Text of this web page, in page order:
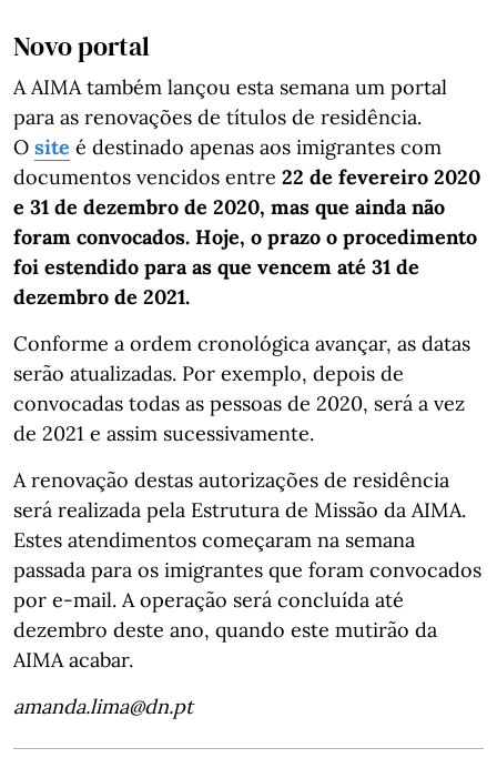
Novo portal
A AIMA também lançou esta semana um portal
para as renovações de títulos de residência.
O site é destinado apenas aos imigrantes com
documentos vencidos entre 22 de fevereiro 2020
e 31 de dezembro de 2020, mas que ainda não
foram convocados. Hoje, o prazo o procedimento
foi estendido para as que vencem até 31 de
dezembro de 2021.
Conforme a ordem cronológica avançar, as datas
serão atualizadas. Por exemplo, depois de
convocadas todas as pessoas de 2020, será a vez
de 2021 e assim sucessivamente.
A renovação destas autorizações de residência
será realizada pela Estrutura de Missão da AIMA.
Estes atendimentos começaram na semana
passada para os imigrantes que foram convocados
por e-mail. A operação será concluída até
dezembro deste ano, quando este mutirão da
AIMA acabar.
amanda.lima@dn.pt